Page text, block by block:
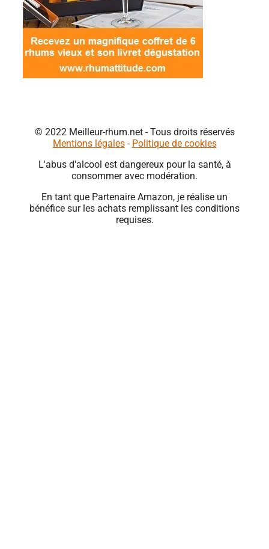
© 2022 Meilleur-rhum.net - Tous droits réservés
Mentions légales- Politique de cookies
L'abus d'alcool est dangereux pour la santé, à
consommer avec modération.
En tant que Partenaire Amazon, je réalise un
bénéfice sur les achats remplissant les conditions
requises.